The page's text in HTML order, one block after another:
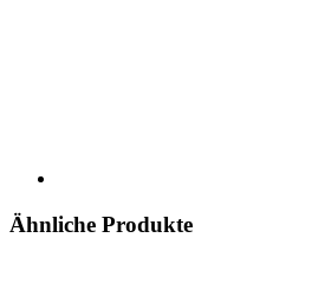
Ähnliche Produkte